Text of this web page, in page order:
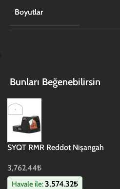
Boyutlar
Bunları Beğenebilirsin
SYQT RMR Reddot Nişangah
3,762.44₺
Havale ile:3,574.32₺